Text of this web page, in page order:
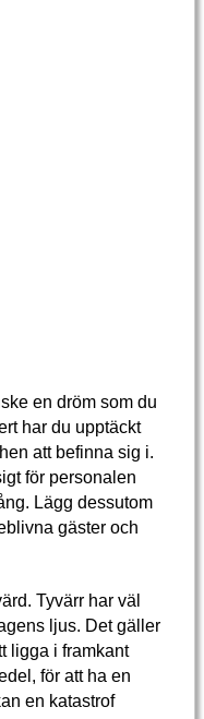
en dröm som du
har du upptäckt
att befinna sig i.
för personalen
Lägg dessutom
gäster och
Tyvärr har väl
ljus. Det gäller
ligga i framkant
för att ha en
en katastrof